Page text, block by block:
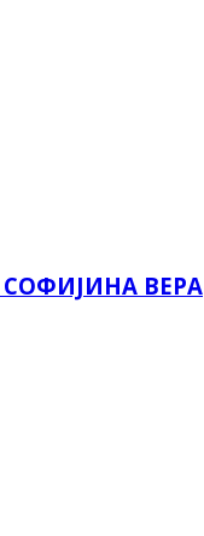
СОФИЈИНА ВЕРА